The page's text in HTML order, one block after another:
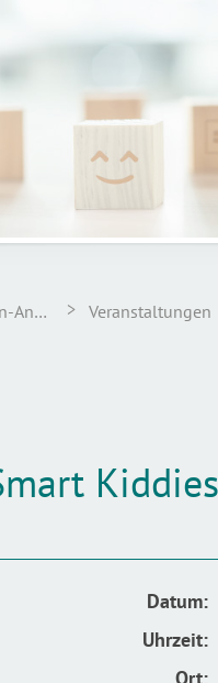
Landesstelle für Suchtfragen Sachsen-Anhalt > Veranstaltungen
Datum:
Uhrzeit:
Ort: